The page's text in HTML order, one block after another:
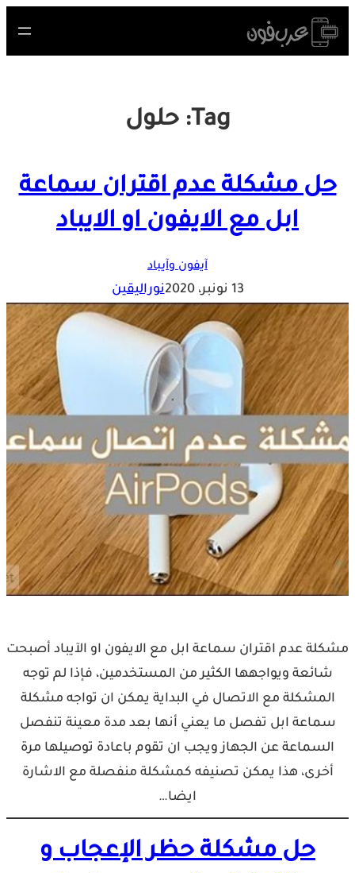
Skip
to
Tag: حلول
حل مشكلة عدم اقتران سماعة
ابل مع الايفون او الايباد
آيفون وآيباد
13 نونبر، 2020 نوراليقين
مشكلة عدم اقتران سماعة ابل مع الايفون او الآيباد أصبحت
شائعة ويواجهها الكثير من المستخدمين، فإذا لم توجه
المشكلة مع الاتصال في البداية يمكن ان تواجه مشكلة
سماعة ابل تفصل ما يعني أنها بعد مدة معينة تنفصل
السماعة عن الجهاز ويجب ان تقوم باعادة توصيلها مرة
أخرى، هذا يمكن تصنيفه كمشكلة منفصلة مع الاشارة
ايضا…
حل مشكلة حظر الإعجاب و